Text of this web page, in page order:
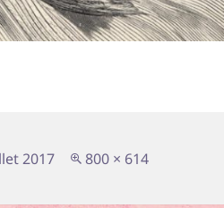
2017
Taille
800 × 614